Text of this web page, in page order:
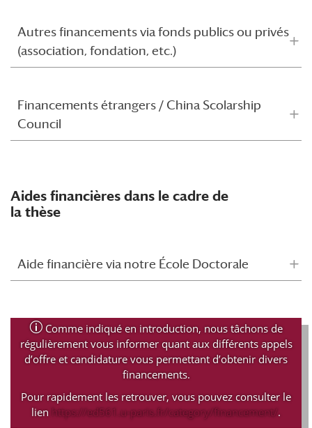
Autres financements via fonds publics ou privés
(association, fondation, etc.)
Financements étrangers / China Scolarship
Council
Aides financières dans le cadre de
la thèse
Aide financière via notre École Doctorale
pComme indiqué en introduction, nous tâchons de
régulièrement vous informer quant aux différents appels
d’offre et candidature vous permettant d’obtenir divers
financements.
Pour rapidement les retrouver, vous pouvez consulter le
lien https://ed561.u-paris.fr/category/financement/.